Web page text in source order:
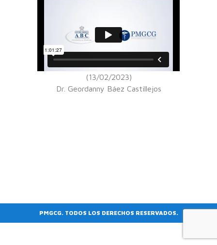
(13/02/2023)
Dr. Geordanny Báez Castillejos
PMGCG. TODOS LOS DERECHOS RESERVADOS.